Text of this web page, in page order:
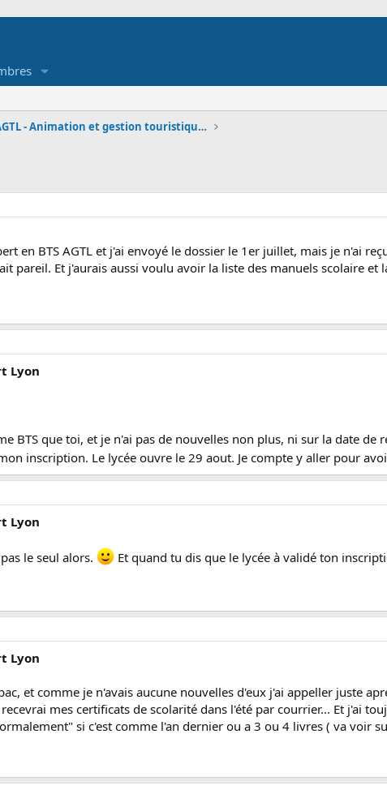
BTS AGTL - Animation et gestion touristiques local
en BTS AGTL et j'ai envoyé le dossier le 1er juillet, mais je n'ai
pareil. Et j'aurais aussi voulu avoir la liste des manuels scolaire et
Lyon
BTS que toi, et je n'ai pas de nouvelles non plus, ni sur la date de
inscription. Le lycée ouvre le 29 aout. Je compte y aller pour
Lyon
le seul alors.
Et quand tu dis que le lycée à validé ton
Lyon
et comme je n'avais aucune nouvelles d'eux j'ai appeller juste
mes certificats de scolarité dans l'été par courrier... Et j'ai
si c'est comme l'an dernier ou a 3 ou 4 livres ( va voir